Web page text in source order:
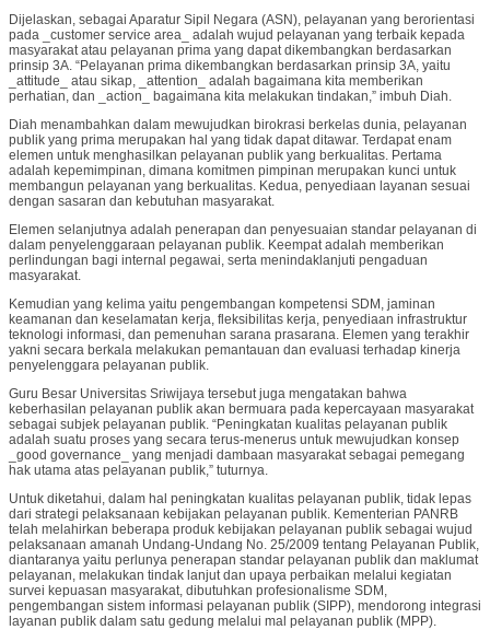
Dijelaskan, sebagai Aparatur Sipil Negara (ASN), pelayanan yang berorientasi
pada _customer service area_ adalah wujud pelayanan yang terbaik kepada
masyarakat atau pelayanan prima yang dapat dikembangkan berdasarkan
prinsip 3A. “Pelayanan prima dikembangkan berdasarkan prinsip 3A, yaitu
_attitude_ atau sikap, _attention_ adalah bagaimana kita memberikan
perhatian, dan _action_ bagaimana kita melakukan tindakan,” imbuh Diah.
Diah menambahkan dalam mewujudkan birokrasi berkelas dunia, pelayanan
publik yang prima merupakan hal yang tidak dapat ditawar. Terdapat enam
elemen untuk menghasilkan pelayanan publik yang berkualitas. Pertama
adalah kepemimpinan, dimana komitmen pimpinan merupakan kunci untuk
membangun pelayanan yang berkualitas. Kedua, penyediaan layanan sesuai
dengan sasaran dan kebutuhan masyarakat.
Elemen selanjutnya adalah penerapan dan penyesuaian standar pelayanan di
dalam penyelenggaraan pelayanan publik. Keempat adalah memberikan
perlindungan bagi internal pegawai, serta menindaklanjuti pengaduan
masyarakat.
Kemudian yang kelima yaitu pengembangan kompetensi SDM, jaminan
keamanan dan keselamatan kerja, fleksibilitas kerja, penyediaan infrastruktur
teknologi informasi, dan pemenuhan sarana prasarana. Elemen yang terakhir
yakni secara berkala melakukan pemantauan dan evaluasi terhadap kinerja
penyelenggara pelayanan publik.
Guru Besar Universitas Sriwijaya tersebut juga mengatakan bahwa
keberhasilan pelayanan publik akan bermuara pada kepercayaan masyarakat
sebagai subjek pelayanan publik. “Peningkatan kualitas pelayanan publik
adalah suatu proses yang secara terus-menerus untuk mewujudkan konsep
_good governance_ yang menjadi dambaan masyarakat sebagai pemegang
hak utama atas pelayanan publik,” tuturnya.
Untuk diketahui, dalam hal peningkatan kualitas pelayanan publik, tidak lepas
dari strategi pelaksanaan kebijakan pelayanan publik. Kementerian PANRB
telah melahirkan beberapa produk kebijakan pelayanan publik sebagai wujud
pelaksanaan amanah Undang-Undang No. 25/2009 tentang Pelayanan Publik,
diantaranya yaitu perlunya penerapan standar pelayanan publik dan maklumat
pelayanan, melakukan tindak lanjut dan upaya perbaikan melalui kegiatan
survei kepuasan masyarakat, dibutuhkan profesionalisme SDM,
pengembangan sistem informasi pelayanan publik (SIPP), mendorong integrasi
layanan publik dalam satu gedung melalui mal pelayanan publik (MPP).